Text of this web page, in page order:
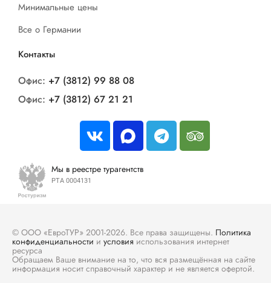
Минимальные цены
Все о Германии
Контакты
Офис: +7 (3812) 99 88 08
Офис: +7 (3812) 67 21 21
Мы в реестре турагентств
РТА 0004131
© ООО «ЕвроТУР» 2001-2026. Все права защищены. Политика
конфиденциальности и условия использования интернет
ресурса
Обращаем Ваше внимание на то, что вся размещённая на сайте
информация носит справочный характер и не является офертой.